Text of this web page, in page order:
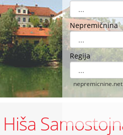
Nepremičnina
Regija
Hiša